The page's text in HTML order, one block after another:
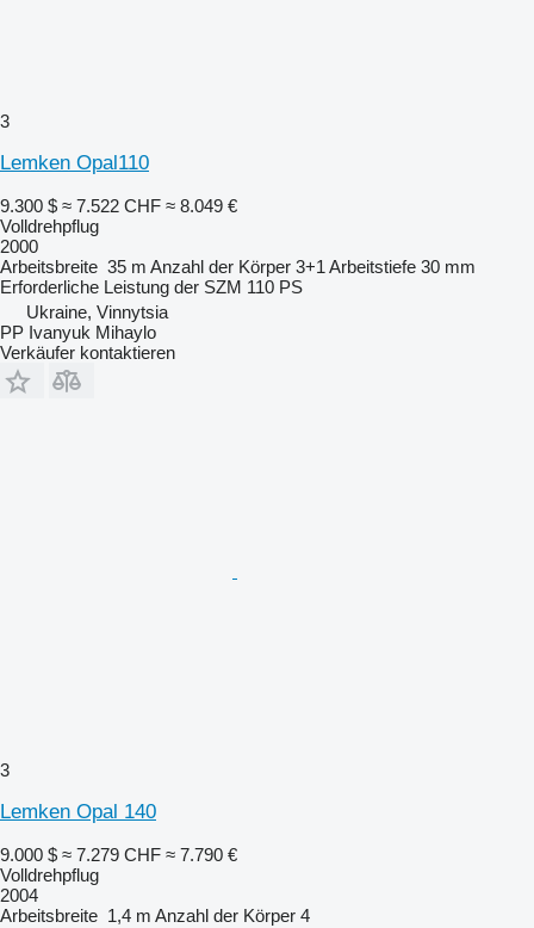
3
Lemken Opal110
9.300 $ ≈ 7.522 CHF ≈ 8.049 €
Volldrehpflug
2000
Arbeitsbreite 35 m Anzahl der Körper 3+1 Arbeitstiefe 30 mm
Erforderliche Leistung der SZM 110 PS
Ukraine, Vinnytsia
PP Ivanyuk Mihaylo
Verkäufer kontaktieren
3
Lemken Opal 140
9.000 $ ≈ 7.279 CHF ≈ 7.790 €
Volldrehpflug
2004
Arbeitsbreite 1,4 m Anzahl der Körper 4